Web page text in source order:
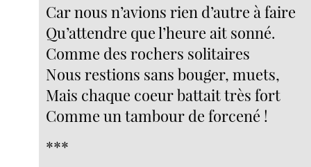
Car nous n’avions rien d’autre à faire
Qu’attendre que l’heure ait sonné.
Comme des rochers solitaires
Nous restions sans bouger, muets,
Mais chaque coeur battait très fort
Comme un tambour de forcené !
***